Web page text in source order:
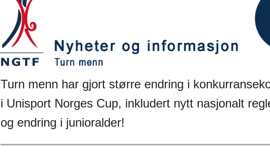
Turn menn har gjort større endring i
i Unisport Norges Cup, inkludert nytt nasjonalt
og endring i junioralder!